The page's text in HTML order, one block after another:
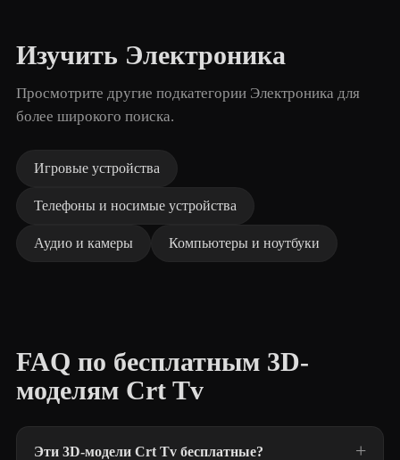
Изучить Электроника
Просмотрите другие подкатегории Электроника для
более широкого поиска.
Игровые устройства
Телефоны и носимые устройства
Аудио и камеры Компьютеры и ноутбуки
FAQ по бесплатным 3D-
моделям Crt Tv
Эти 3D-модели Crt Tv бесплатные?